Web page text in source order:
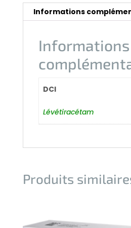
Informations
Informations
DCI
Lévétiracétam
Produits